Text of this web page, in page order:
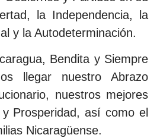
la Independencia, la
y la Autodeterminación.
Bendita y Siempre
llegar nuestro Abrazo
nuestros mejores
Prosperidad, así como el
Nicaragüense.